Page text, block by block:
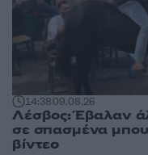
14:3809.08.26
Λέσβος: Έβαλαν
σε σπασμένα
βίντεο